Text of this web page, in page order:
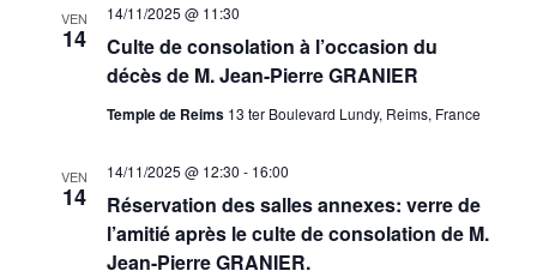
VEN
14
Culte de consolation à l’occasion du
décès de M. Jean-Pierre GRANIER
14/11/2025 @ 11:30
Temple de Reims 13 ter Boulevard Lundy, Reims, France
VEN
14
Réservation des salles annexes: verre de
l’amitié après le culte de consolation de M.
Jean-Pierre GRANIER.
14/11/2025 @ 12:30 - 16:00